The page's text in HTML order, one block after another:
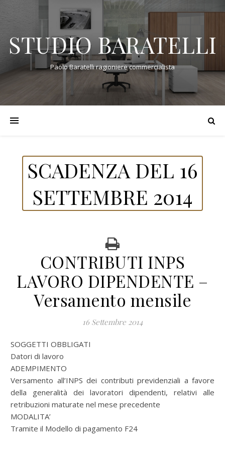
STUDIO BARATELLI
Paolo Baratelli ragioniere commercialista
SCADENZA DEL 16
SETTEMBRE 2014
CONTRIBUTI INPS
LAVORO DIPENDENTE –
Versamento mensile
16 Settembre 2014
SOGGETTI OBBLIGATI
Datori di lavoro
ADEMPIMENTO
Versamento all’INPS dei contributi previdenziali a favore
della generalità dei lavoratori dipendenti, relativi alle
retribuzioni maturate nel mese precedente
MODALITA’
Tramite il Modello di pagamento F24